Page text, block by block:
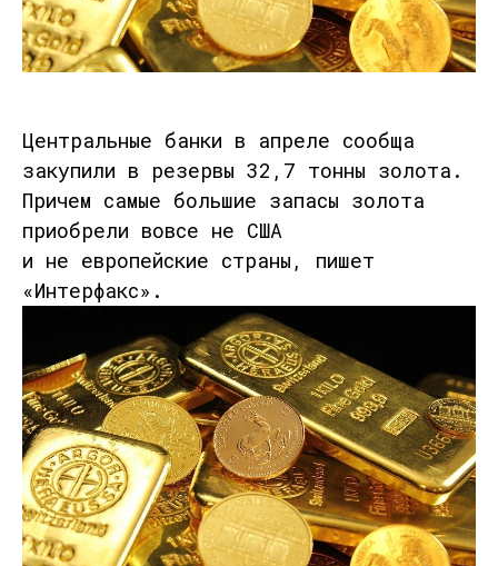
Центральные банки в апреле сообща
закупили в резервы 32,7 тонны золота.
Причем самые большие запасы золота
приобрели вовсе не США
и не европейские страны, пишет
«Интерфакс».